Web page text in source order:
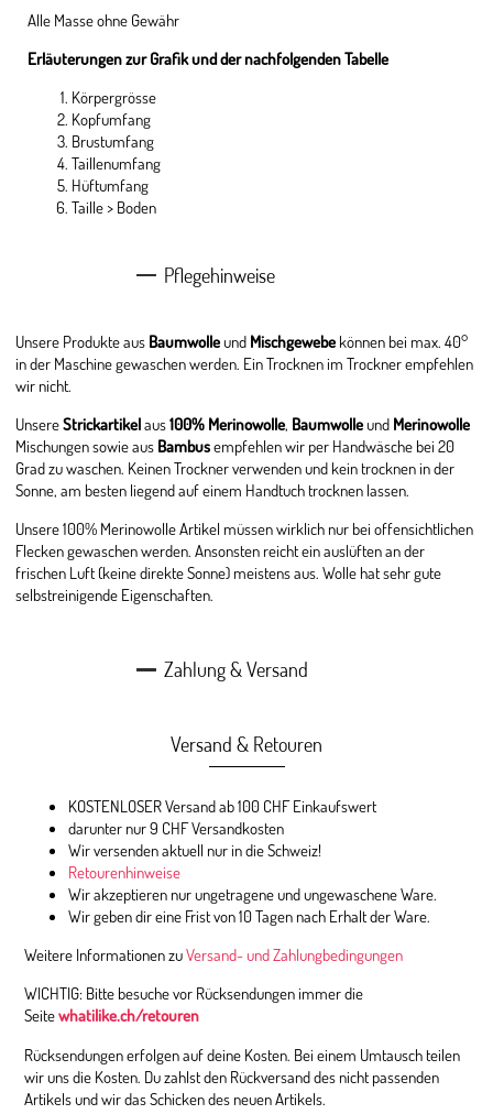
Alle Masse ohne Gewähr
Erläuterungen zur Grafik und der nachfolgenden Tabelle
Körpergrösse
Kopfumfang
Brustumfang
Taillenumfang
Hüftumfang
Taille > Boden
Pflegehinweise
Unsere Produkte aus Baumwolleund Mischgewebe können bei max. 40°
in der Maschine gewaschen werden. Ein Trocknen im Trockner empfehlen
wir nicht.
UnsereStrickartikelaus100% Merinowolle, Baumwolleund Merinowolle
Mischungen sowie aus Bambusempfehlen wir per Handwäsche bei 20
Grad zu waschen. Keinen Trockner verwenden und kein trocknen in der
Sonne, am besten liegend auf einem Handtuch trocknen lassen.
Unsere 100% Merinowolle Artikel müssen wirklich nur bei offensichtlichen
Flecken gewaschen werden. Ansonsten reicht ein auslüften an der
frischen Luft (keine direkte Sonne) meistens aus. Wolle hat sehr gute
selbstreinigende Eigenschaften.
Zahlung & Versand
Versand & Retouren
KOSTENLOSER Versand ab 100 CHF Einkaufswert
darunter nur 9 CHF Versandkosten
Wir versenden aktuell nur in die Schweiz!
Retourenhinweise
Wir akzeptieren nur ungetragene und ungewaschene Ware.
Wir geben dir eine Frist von 10 Tagen nach Erhalt der Ware.
Weitere Informationen zuVersand- und Zahlungbedingungen
WICHTIG: Bitte besuche vor Rücksendungen immer die
Seitewhatilike.ch/retouren
Rücksendungen erfolgen auf deine Kosten. Bei einem Umtausch teilen
wir uns die Kosten. Du zahlst den Rückversand des nicht passenden
Artikels und wir das Schicken des neuen Artikels.